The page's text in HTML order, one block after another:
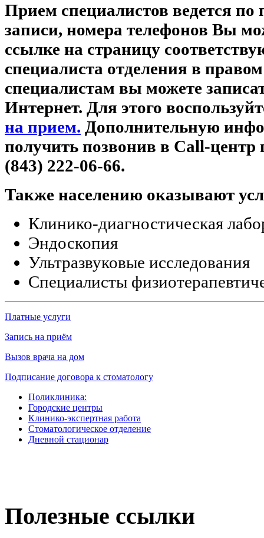
Прием специалистов ведется по
записи, номера телефонов Вы
ссылке на страницу
специалиста отделения в
специалистам вы можете
Интернет. Для этого
на прием. Дополнительную
получить позвонив в Call-центр
(843) 222-06-66.
Также населению оказывают
Клинико-диагностическая
Эндоскопия
Ультразвуковые исследования
Специалисты
Платные услуги
Запись на приём
Вызов врача на дом
Подписание договора к стоматологу
Поликлиника:
Городские центры
Клинико-экспертная работа
Стоматологическое отделение
Дневной стационар
Полезные ссылки